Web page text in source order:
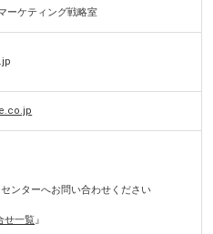
ーケティング戦略室
ンターへお問い合わせください
せ一覧 』